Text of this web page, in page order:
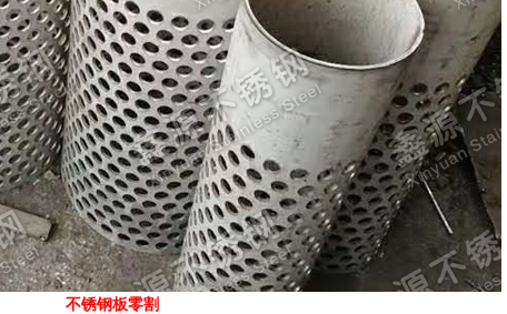
不锈钢板零割